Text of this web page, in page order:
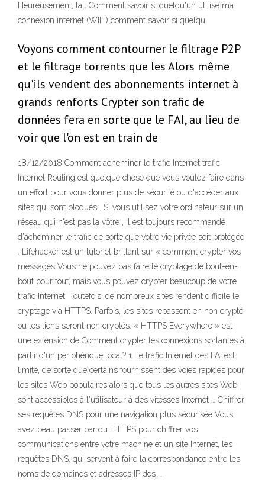
Heureusement, la… Comment savoir si quelqu'un utilise ma
connexion internet (WIFI) comment savoir si quelqu
Voyons comment contourner le filtrage P2P
et le filtrage torrents que les Alors même
qu'ils vendent des abonnements internet à
grands renforts Crypter son trafic de
données fera en sorte que le FAI, au lieu de
voir que l'on est en train de
18/12/2018 Comment acheminer le trafic Internet trafic
Internet Routing est quelque chose que vous voulez faire dans
un effort pour vous donner plus de sécurité ou d'accéder aux
sites qui sont bloqués . Si vous utilisez votre ordinateur sur un
réseau qui n'est pas la vôtre , il est toujours recommandé
d'acheminer le trafic de sorte que votre vie privée soit protégée
. Lifehacker est un tutoriel brillant sur « comment crypter vos
messages Vous ne pouvez pas faire le cryptage de bout-en-
bout pour tout, mais vous pouvez crypter beaucoup de votre
trafic Internet. Toutefois, de nombreux sites rendent difficile le
cryptage via HTTPS. Parfois, les sites repassent en non crypté
ou les liens seront non cryptés. « HTTPS Everywhere » est
une extension de Comment crypter les connexions sortantes à
partir d'un périphérique local? 1 Le trafic Internet des FAI est
limité, de sorte que certains fournissent des voies rapides pour
les sites Web populaires alors que tous les autres sites Web
sont accessibles à l'utilisateur à des vitesses Internet … Chiffrer
ses requêtes DNS pour une navigation plus sécurisée Vous
avez beau passer par du HTTPS pour chiffrer vos
communications entre votre machine et un site Internet, les
requêtes DNS, qui servent à faire la correspondance entre les
noms de domaines et adresses IP des …